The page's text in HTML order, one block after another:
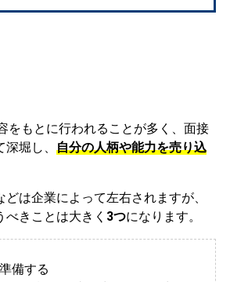
をもとに行われることが多く、面接
堀し、 自分の人柄や能力を売り込
は企業によって左右されますが、
きことは大きく 3つになります。
備する